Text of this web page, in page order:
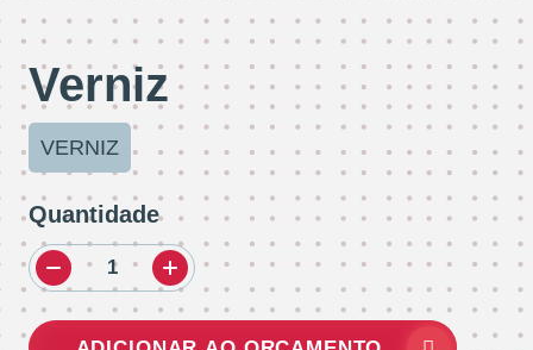
Verniz
VERNIZ
Quantidade